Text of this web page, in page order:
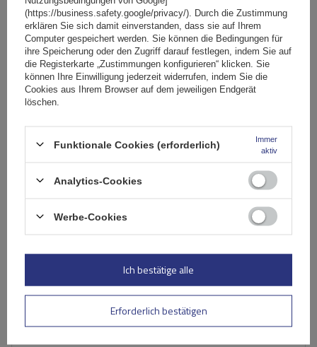
181,49 €inkl. MwSt
Große Menge verfügbar Wir versenden schon am11. August
In den
Warenkorb
(https://business.safety.google/privacy/). Durch die Zustimmung
erklären Sie sich damit einverstanden, dass sie auf Ihrem
Computer gespeichert werden. Sie können die Bedingungen für
ihre Speicherung oder den Zugriff darauf festlegen, indem Sie auf
die Registerkarte „Zustimmungen konfigurieren“ klicken. Sie
können Ihre Einwilligung jederzeit widerrufen, indem Sie die
Cookies aus Ihrem Browser auf dem jeweiligen Endgerät
löschen.
Funktionale Cookies (erforderlich)
Immer
aktiv
Analytics-Cookies
Werbe-Cookies
Erforderlich bestätigen
Ich bestätige alle